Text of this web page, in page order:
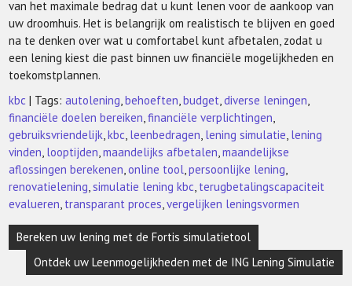
van het maximale bedrag dat u kunt lenen voor de aankoop van
uw droomhuis. Het is belangrijk om realistisch te blijven en goed
na te denken over wat u comfortabel kunt afbetalen, zodat u
een lening kiest die past binnen uw financiële mogelijkheden en
toekomstplannen.
kbc | Tags:autolening,behoeften,budget,diverse leningen,
financiële doelen bereiken,financiële verplichtingen,
gebruiksvriendelijk,kbc, leenbedragen, lening simulatie, lening
vinden, looptijden,maandelijks afbetalen,maandelijkse
aflossingen berekenen,online tool,persoonlijke lening,
renovatielening,simulatie lening kbc, terugbetalingscapaciteit
evalueren, transparant proces,vergelijken leningsvormen
Berichtnavigatie
Bereken uw lening met de Fortis simulatietool
Ontdek uw Leenmogelijkheden met de ING Lening Simulatie